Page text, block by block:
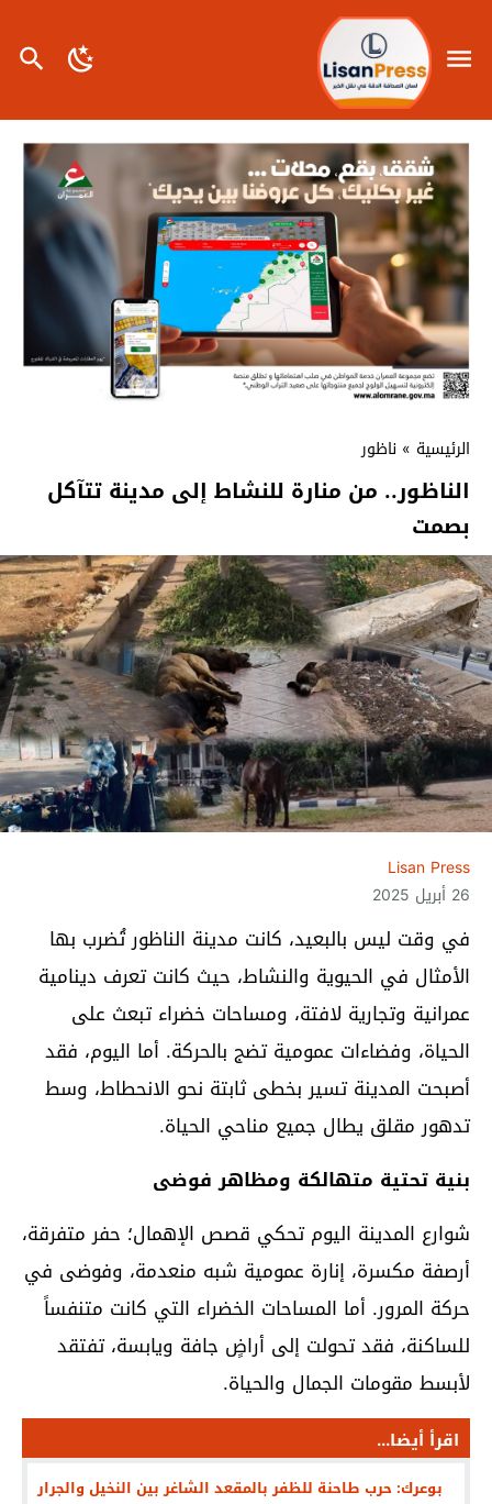
الرئيسية » ناظور
الناظور.. من منارة للنشاط إلى مدينة تتآكل
بصمت
Lisan Press
26 أبريل 2025
في وقت ليس بالبعيد، كانت مدينة الناظور تُضرب بها
الأمثال في الحيوية والنشاط، حيث كانت تعرف دينامية
عمرانية وتجارية لافتة، ومساحات خضراء تبعث على
الحياة، وفضاءات عمومية تضج بالحركة. أما اليوم، فقد
أصبحت المدينة تسير بخطى ثابتة نحو الانحطاط، وسط
تدهور مقلق يطال جميع مناحي الحياة.
بنية تحتية متهالكة ومظاهر فوضى
شوارع المدينة اليوم تحكي قصص الإهمال؛ حفر متفرقة،
أرصفة مكسرة، إنارة عمومية شبه منعدمة، وفوضى في
حركة المرور. أما المساحات الخضراء التي كانت متنفساً
للساكنة، فقد تحولت إلى أراضٍ جافة ويابسة، تفتقد
لأبسط مقومات الجمال والحياة.
اقرأ أيضا...
بوعرك: حرب طاحنة للظفر بالمقعد الشاغر بين النخيل والجرار